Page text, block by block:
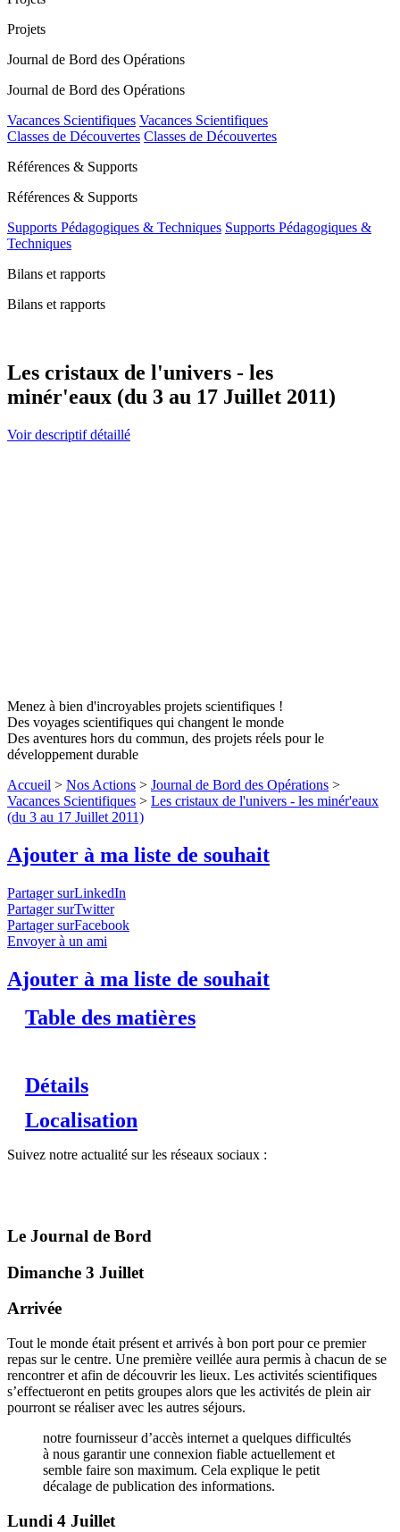
Projets
Journal de Bord des Opérations
Journal de Bord des Opérations
Vacances Scientifiques Vacances Scientifiques
Classes de Découvertes Classes de Découvertes
Références & Supports
Références & Supports
Supports Pédagogiques & Techniques Supports Pédagogiques &
Techniques
Bilans et rapports
Bilans et rapports
Les cristaux de l'univers - les
minér'eaux (du 3 au 17 Juillet 2011)
Voir descriptif détaillé
Menez à bien d'incroyables projets scientifiques !
Des voyages scientifiques qui changent le monde
Des aventures hors du commun, des projets réels pour le
développement durable
Accueil > Nos Actions > Journal de Bord des Opérations >
Vacances Scientifiques > Les cristaux de l'univers - les minér'eaux
(du 3 au 17 Juillet 2011)
Ajouter à ma liste de souhait
Partager surLinkedIn
Partager surTwitter
Partager surFacebook
Envoyer à un ami
Ajouter à ma liste de souhait
Table des matières
Détails
Localisation
Suivez notre actualité sur les réseaux sociaux :
Le Journal de Bord
Dimanche 3 Juillet
Arrivée
Tout le monde était présent et arrivés à bon port pour ce premier
repas sur le centre. Une première veillée aura permis à chacun de se
rencontrer et afin de découvrir les lieux. Les activités scientifiques
s’effectueront en petits groupes alors que les activités de plein air
pourront se réaliser avec les autres séjours.
notre fournisseur d’accès internet a quelques difficultés
à nous garantir une connexion fiable actuellement et
semble faire son maximum. Cela explique le petit
décalage de publication des informations.
Lundi 4 Juillet